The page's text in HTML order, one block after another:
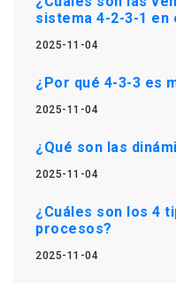
sistema 4-2-3-1 en
2025-11-04
¿Por qué 4-3-3 es
2025-11-04
¿Qué son las
2025-11-04
¿Cuáles son los 4
procesos?
2025-11-04